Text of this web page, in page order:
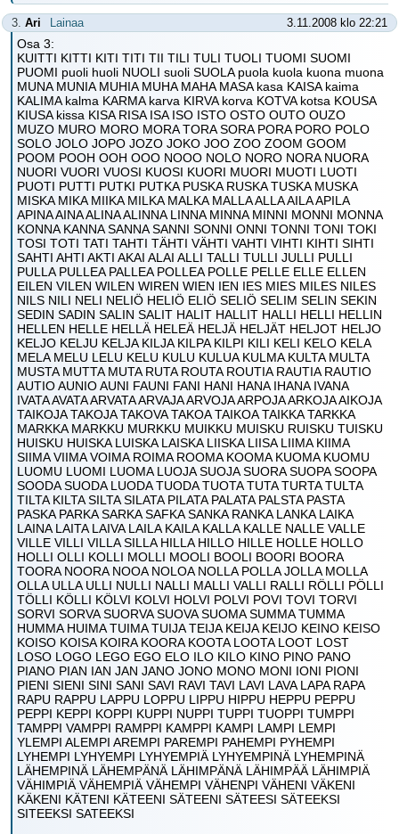
3. Ari Lainaa 3.11.2008 klo 22:21
Osa 3:
KUITTI KITTI KITI TITI TII TILI TULI TUOLI TUOMI SUOMI
PUOMI puoli huoli NUOLI suoli SUOLA puola kuola kuona muona
MUNA MUNIA MUHIA MUHA MAHA MASA kasa KAISA kaima
KALIMA kalma KARMA karva KIRVA korva KOTVA kotsa KOUSA
KIUSA kissa KISA RISA ISA ISO ISTO OSTO OUTO OUZO
MUZO MURO MORO MORA TORA SORA PORA PORO POLO
SOLO JOLO JOPO JOZO JOKO JOO ZOO ZOOM GOOM
POOM POOH OOH OOO NOOO NOLO NORO NORA NUORA
NUORI VUORI VUOSI KUOSI KUORI MUORI MUOTI LUOTI
PUOTI PUTTI PUTKI PUTKA PUSKA RUSKA TUSKA MUSKA
MISKA MIKA MIIKA MILKA MALKA MALLA ALLA AILA APILA
APINA AINA ALINA ALINNA LINNA MINNA MINNI MONNI MONNA
KONNA KANNA SANNA SANNI SONNI ONNI TONNI TONI TOKI
TOSI TOTI TATI TAHTI TÄHTI VÄHTI VAHTI VIHTI KIHTI SIHTI
SAHTI AHTI AKTI AKAI ALAI ALLI TALLI TULLI JULLI PULLI
PULLA PULLEA PALLEA POLLEA POLLE PELLE ELLE ELLEN
EILEN VILEN WILEN WIREN WIEN IEN IES MIES MILES NILES
NILS NILI NELI NELIÖ HELIÖ ELIÖ SELIÖ SELIM SELIN SEKIN
SEDIN SADIN SALIN SALIT HALIT HALLIT HALLI HELLI HELLIN
HELLEN HELLE HELLÄ HELEÄ HELJÄ HELJÄT HELJOT HELJO
KELJO KELJU KELJA KILJA KILPA KILPI KILI KELI KELO KELA
MELA MELU LELU KELU KULU KULUA KULMA KULTA MULTA
MUSTA MUTTA MUTA RUTA ROUTA ROUTIA RAUTIA RAUTIO
AUTIO AUNIO AUNI FAUNI FANI HANI HANA IHANA IVANA
IVATA AVATA ARVATA ARVAJA ARVOJA ARPOJA ARKOJA AIKOJA
TAIKOJA TAKOJA TAKOVA TAKOA TAIKOA TAIKKA TARKKA
MARKKA MARKKU MURKKU MUIKKU MUISKU RUISKU TUISKU
HUISKU HUISKA LUISKA LAISKA LIISKA LIISA LIIMA KIIMA
SIIMA VIIMA VOIMA ROIMA ROOMA KOOMA KUOMA KUOMU
LUOMU LUOMI LUOMA LUOJA SUOJA SUORA SUOPA SOOPA
SOODA SUODA LUODA TUODA TUOTA TUTA TURTA TULTA
TILTA KILTA SILTA SILATA PILATA PALATA PALSTA PASTA
PASKA PARKA SARKA SAFKA SANKA RANKA LANKA LAIKA
LAINA LAITA LAIVA LAILA KAILA KALLA KALLE NALLE VALLE
VILLE VILLI VILLA SILLA HILLA HILLO HILLE HOLLE HOLLO
HOLLI OLLI KOLLI MOLLI MOOLI BOOLI BOORI BOORA
TOORA NOORA NOOA NOLOA NOLLA POLLA JOLLA MOLLA
OLLA ULLA ULLI NULLI NALLI MALLI VALLI RALLI RÖLLI PÖLLI
TÖLLI KÖLLI KÖLVI KOLVI HOLVI POLVI POVI TOVI TORVI
SORVI SORVA SUORVA SUOVA SUOMA SUMMA TUMMA
HUMMA HUIMA TUIMA TUIJA TEIJA KEIJA KEIJO KEINO KEISO
KOISO KOISA KOIRA KOORA KOOTA LOOTA LOOT LOST
LOSO LOGO LEGO EGO ELO ILO KILO KINO PINO PANO
PIANO PIAN IAN JAN JANO JONO MONO MONI IONI PIONI
PIENI SIENI SINI SANI SAVI RAVI TAVI LAVI LAVA LAPA RAPA
RAPU RAPPU LAPPU LOPPU LIPPU HIPPU HEPPU PEPPU
PEPPI KEPPI KOPPI KUPPI NUPPI TUPPI TUOPPI TUMPPI
TAMPPI VAMPPI RAMPPI KAMPPI KAMPI LAMPI LEMPI
YLEMPI ALEMPI AREMPI PAREMPI PAHEMPI PYHEMPI
LYHEMPI LYHYEMPI LYHYEMPIÄ LYHYEMPINÄ LYHEMPINÄ
LÄHEMPINÄ LÄHEMPÄNÄ LÄHIMPÄNÄ LÄHIMPÄÄ LÄHIMPIÄ
VÄHIMPIÄ VÄHEMPIÄ VÄHEMPI VÄHENPI VÄHENI VÄKENI
KÄKENI KÄTENI KÄTEENI SÄTEENI SÄTEESI SÄTEEKSI
SITEEKSI SATEEKSI